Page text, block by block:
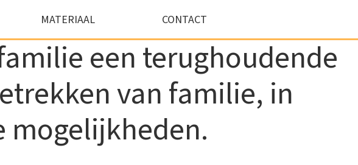
MATERIAAL CONTACT
een terughoudende
van familie, in
mogelijkheden.